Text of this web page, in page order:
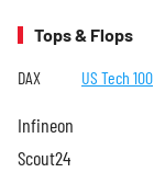
Tops & Flops
DAX US Tech 100
Infineon
Scout24